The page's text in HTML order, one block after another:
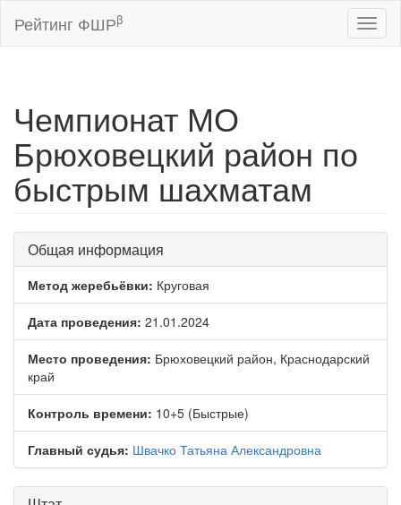
Рейтинг ФШРβ
Чемпионат МО
Брюховецкий район по
быстрым шахматам
Общая информация
Метод жеребьёвки: Круговая
Дата проведения: 21.01.2024
Место проведения: Брюховецкий район, Краснодарский
край
Контроль времени: 10+5 (Быстрые)
Главный судья: Швачко Татьяна Александровна